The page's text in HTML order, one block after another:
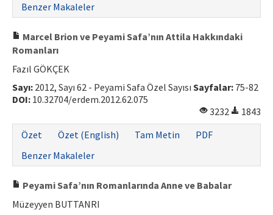
Benzer Makaleler
Marcel Brion ve Peyami Safa’nın Attila Hakkındaki
Romanları
Fazıl GÖKÇEK
Sayı: 2012, Sayı 62 - Peyami Safa Özel Sayısı Sayfalar: 75-82
DOI: 10.32704/erdem.2012.62.075
3232
1843
Özet
Özet (English) Tam Metin
PDF
Benzer Makaleler
Peyami Safa’nın Romanlarında Anne ve Babalar
Müzeyyen BUTTANRI